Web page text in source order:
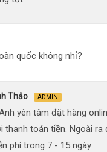
quốc không nhỉ?
Thảo ADMIN
yên tâm đặt hàng
thanh toán tiền. Ngoài
phí trong 7 - 15 ngày